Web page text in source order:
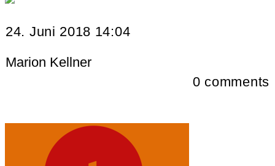
24. Juni 2018 14:04
Marion Kellner
0 comments